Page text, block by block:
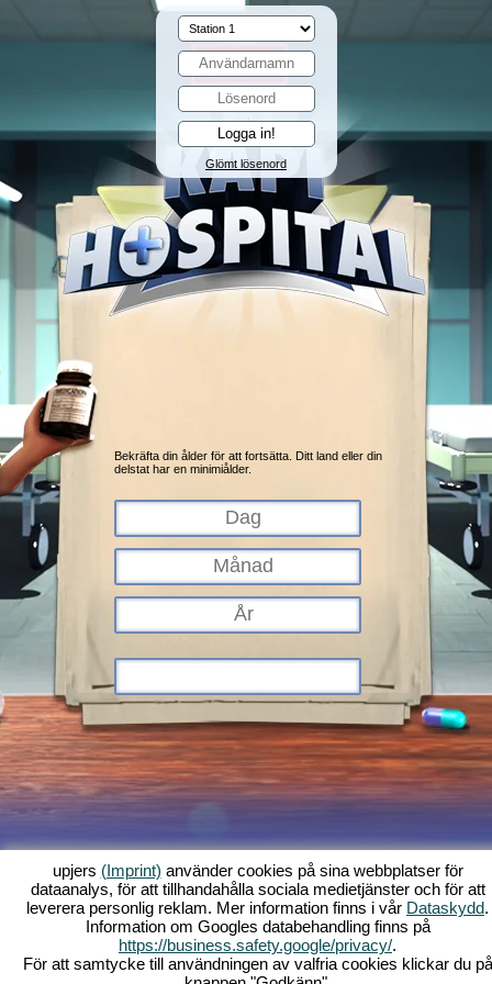
Glömt lösenord
Bekräfta din ålder för att fortsätta. Ditt land eller din
delstat har en minimiålder.
Vad är Kapi Hospital? Historia Funktioner Screenshots
Regler
Villkor Dataskydd Allmänna villkor Support
Webbläsarspel -
Upjers.com
Hantera Cookies
upjers (Imprint) använder cookies på sina webbplatser för
dataanalys, för att tillhandahålla sociala medietjänster och för att
leverera personlig reklam. Mer information finns i vår Dataskydd.
Information om Googles databehandling finns på
https://business.safety.google/privacy/.
För att samtycke till användningen av valfria cookies klickar du på